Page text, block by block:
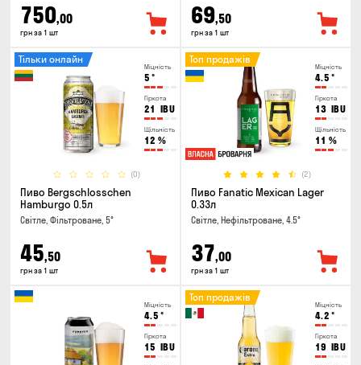
750,00
грн за 1 шт
69,50
грн за 1 шт
Міцність
5 °
Гіркота
21 IBU
Щільність
12 %
(0)
Тільки онлайн
Пиво Bergschlosschen
Hamburgo 0.5л
Світле, Фільтроване, 5°
45,50
грн за 1 шт
Міцність
4.5 °
Гіркота
13 IBU
Щільність
11 %
(2)
Топ продажів
Пиво Fanatic Mexican Lager
0.33л
Світле, Нефільтроване, 4.5°
37,00
грн за 1 шт
Міцність
4.5 °
Гіркота
15 IBU
Міцність
4.2 °
Гіркота
19 IBU
Топ продажів